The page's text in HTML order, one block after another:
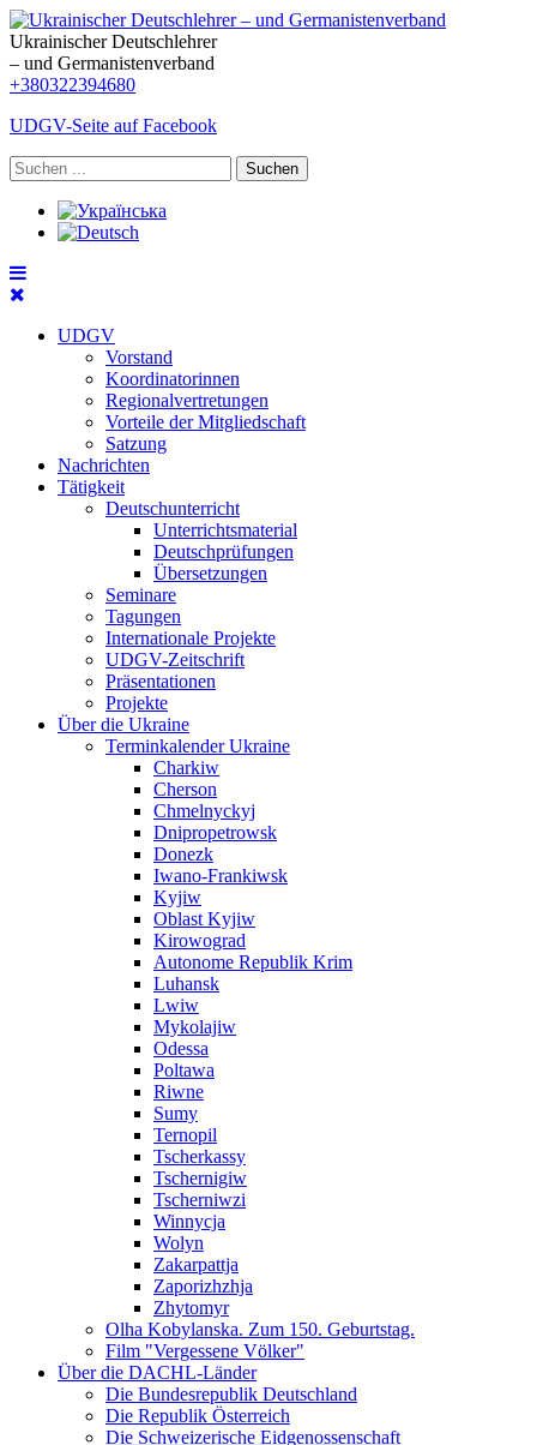
Ukrainischer Deutschlehrer
– und Germanistenverband
+380322394680
UDGV-Seite auf Facebook
Suchen
UDGV
Vorstand
Koordinatorinnen
Regionalvertretungen
Vorteile der Mitgliedschaft
Satzung
Nachrichten
Tätigkeit
Deutschunterricht
Unterrichtsmaterial
Deutschprüfungen
Übersetzungen
Seminare
Tagungen
Internationale Projekte
UDGV-Zeitschrift
Präsentationen
Projekte
Über die Ukraine
Terminkalender Ukraine
Charkiw
Cherson
Chmelnyckyj
Dnipropetrowsk
Donezk
Iwano-Frankiwsk
Kyjiw
Oblast Kyjiw
Kirowograd
Autonome Republik Krim
Luhansk
Lwiw
Mykolajiw
Odessa
Poltawa
Riwne
Sumy
Ternopil
Tscherkassy
Tschernigiw
Tscherniwzi
Winnycja
Wolyn
Zakarpattja
Zaporizhzhja
Zhytomyr
Olha Kobylanska. Zum 150. Geburtstag.
Film "Vergessene Völker"
Über die DACHL-Länder
Die Bundesrepublik Deutschland
Die Republik Österreich
Die Schweizerische Eidgenossenschaft